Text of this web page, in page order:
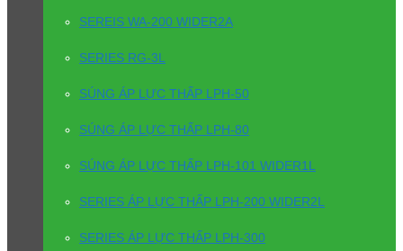
SEREIS WA-200 WIDER2A
SERIES RG-3L
SÚNG ÁP LỰC THẤP LPH-50
SÚNG ÁP LỰC THẤP LPH-80
SÚNG ÁP LỰC THẤP LPH-101 WIDER1L
SERIES ÁP LỰC THẤP LPH-200 WIDER2L
SERIES ÁP LỰC THẤP LPH-300